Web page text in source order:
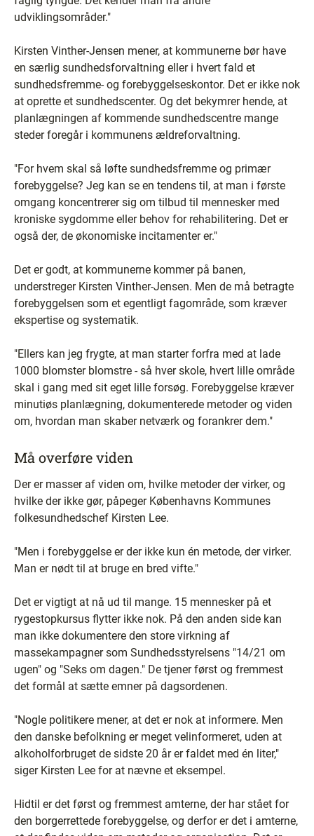
udviklingsområder."
Kirsten Vinther-Jensen mener, at kommunerne bør have
en særlig sundhedsforvaltning eller i hvert fald et
sundhedsfremme- og forebyggelseskontor. Det er ikke nok
at oprette et sundhedscenter. Og det bekymrer hende, at
planlægningen af kommende sundhedscentre mange
steder foregår i kommunens ældreforvaltning.
"For hvem skal så løfte sundhedsfremme og primær
forebyggelse? Jeg kan se en tendens til, at man i første
omgang koncentrerer sig om tilbud til mennesker med
kroniske sygdomme eller behov for rehabilitering. Det er
også der, de økonomiske incitamenter er."
Det er godt, at kommunerne kommer på banen,
understreger Kirsten Vinther-Jensen. Men de må betragte
forebyggelsen som et egentligt fagområde, som kræver
ekspertise og systematik.
"Ellers kan jeg frygte, at man starter forfra med at lade
1000 blomster blomstre - så hver skole, hvert lille område
skal i gang med sit eget lille forsøg. Forebyggelse kræver
minutiøs planlægning, dokumenterede metoder og viden
om, hvordan man skaber netværk og forankrer dem."
Må overføre viden
Der er masser af viden om, hvilke metoder der virker, og
hvilke der ikke gør, påpeger Københavns Kommunes
folkesundhedschef Kirsten Lee.
"Men i forebyggelse er der ikke kun én metode, der virker.
Man er nødt til at bruge en bred vifte."
Det er vigtigt at nå ud til mange. 15 mennesker på et
rygestopkursus flytter ikke nok. På den anden side kan
man ikke dokumentere den store virkning af
massekampagner som Sundhedsstyrelsens "14/21 om
ugen" og "Seks om dagen." De tjener først og fremmest
det formål at sætte emner på dagsordenen.
"Nogle politikere mener, at det er nok at informere. Men
den danske befolkning er meget velinformeret, uden at
alkoholforbruget de sidste 20 år er faldet med én liter,"
siger Kirsten Lee for at nævne et eksempel.
Hidtil er det først og fremmest amterne, der har stået for
den borgerrettede forebyggelse, og derfor er det i amterne,